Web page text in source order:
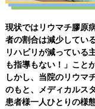
現状ではリウマチ膠原
者の割合は減少してい
リハビリが減っている
も指導もない！」こと
しかし、当院のリウマ
のもと、メディカルス
患者様一人ひとりの様